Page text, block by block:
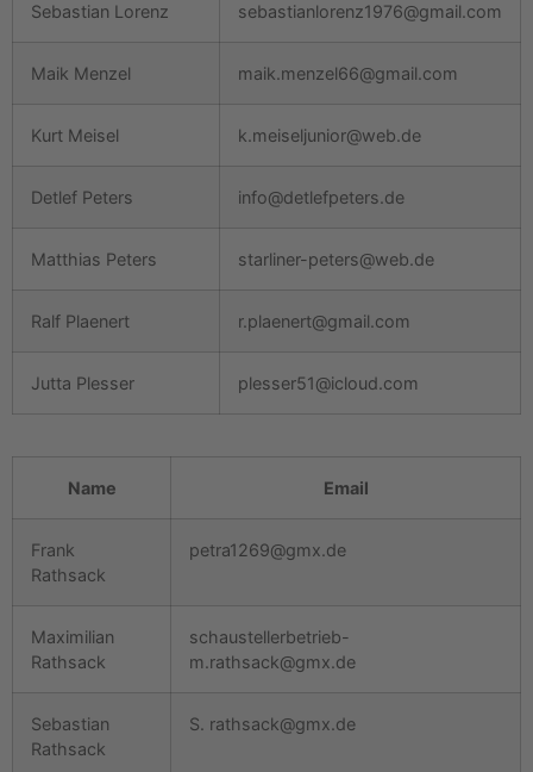
Sebastian Lorenz sebastianlorenz1976@gmail.com
Maik Menzel maik.menzel66@gmail.com
Kurt Meisel k.meiseljunior@web.de
Detlef Peters info@detlefpeters.de
Matthias Peters starliner-peters@web.de
Ralf Plaenert r.plaenert@gmail.com
Jutta Plesser plesser51@icloud.com
Name Email
Frank
Rathsack
petra1269@gmx.de
Maximilian
Rathsack
schaustellerbetrieb-
m.rathsack@gmx.de
Sebastian
Rathsack
S. rathsack@gmx.de